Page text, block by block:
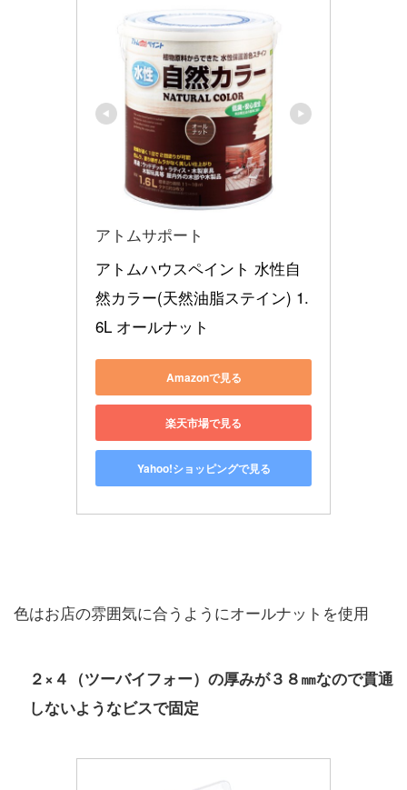
アトムサポート
アトムハウスペイント 水性自
然カラー(天然油脂ステイン) 1.
6L オールナット
Amazonで見る
楽天市場で見る
Yahoo!ショッピングで見る
色はお店の雰囲気に合うようにオールナットを使用
２×４（ツーバイフォー）の厚みが３８㎜なので貫通
しないようなビスで固定